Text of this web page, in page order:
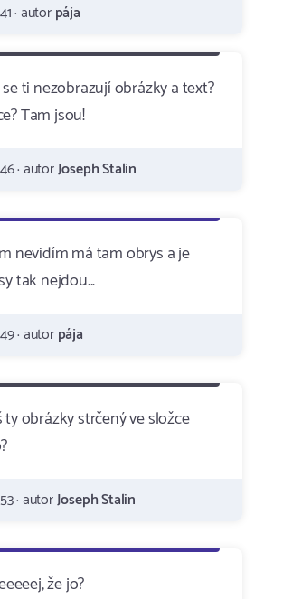
· autorpája
se ti nezobrazují obrázky a text?
Tam jsou!
· autorJoseph Stalin
nevidím má tam obrys a je
tak nejdou...
· autorpája
ty obrázky strčený ve složce
· autorJoseph Stalin
že jo?